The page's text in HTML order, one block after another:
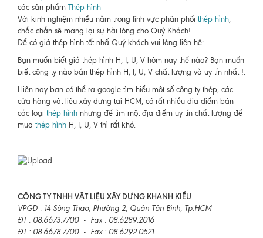
các sản phẩm Thép hình
Với kinh nghiệm nhiều năm trong lĩnh vực phân phối thép hình,
chắc chắn sẽ mang lại sự hài lòng cho Quý Khách!
Để có giá thép hình tốt nhấ Quý khách vui lòng liên hệ:
Bạn muốn biết giá thép hình H, I, U, V hôm nay thế nào? Bạn muốn
biết công ty nào bán thép hình H, I, U, V chất lượng và uy tín nhất !.
Hiện nay bạn có thể ra google tìm hiểu một số công ty thép, các
cửa hàng vật liệu xây dựng tại HCM, có rất nhiều địa điểm bán
các loại thép hình nhưng để tìm một địa điểm uy tín chất lượng để
mua thép hình H, I, U, V thì rất khó.
CÔNG TY TNHH VẬT LIỆU XÂY DỰNG KHANH KIỀU
VPGD : 14 Sông Thao, Phường 2, Quận Tân Bình, Tp.HCM
ĐT : 08.6673.7700 - Fax : 08.6289.2016
ĐT : 08.6678.7700 - Fax : 08.6292.0521